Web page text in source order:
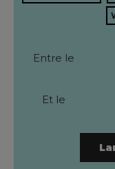
Entre le
Et le